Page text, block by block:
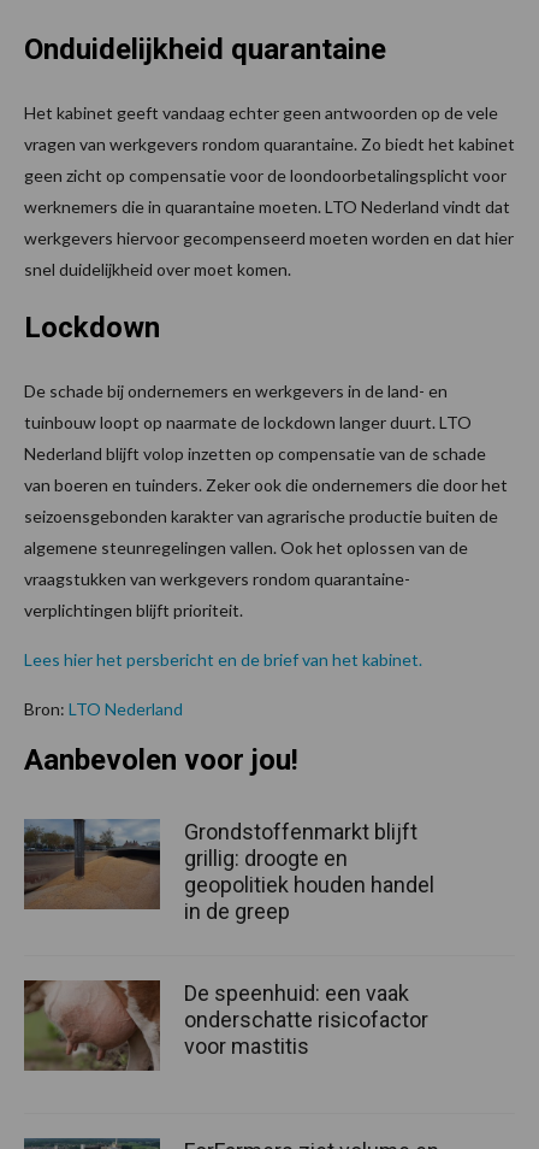
Onduidelijkheid quarantaine
Het kabinet geeft vandaag echter geen antwoorden op de vele
vragen van werkgevers rondom quarantaine. Zo biedt het kabinet
geen zicht op compensatie voor de loondoorbetalingsplicht voor
werknemers die in quarantaine moeten. LTO Nederland vindt dat
werkgevers hiervoor gecompenseerd moeten worden en dat hier
snel duidelijkheid over moet komen.
Lockdown
De schade bij ondernemers en werkgevers in de land- en
tuinbouw loopt op naarmate de lockdown langer duurt. LTO
Nederland blijft volop inzetten op compensatie van de schade
van boeren en tuinders. Zeker ook die ondernemers die door het
seizoensgebonden karakter van agrarische productie buiten de
algemene steunregelingen vallen. Ook het oplossen van de
vraagstukken van werkgevers rondom quarantaine-
verplichtingen blijft prioriteit.
Lees hier het persbericht en de brief van het kabinet.
Bron: LTO Nederland
Aanbevolen voor jou!
Grondstoffenmarkt blijft
grillig: droogte en
geopolitiek houden handel
in de greep
De speenhuid: een vaak
onderschatte risicofactor
voor mastitis